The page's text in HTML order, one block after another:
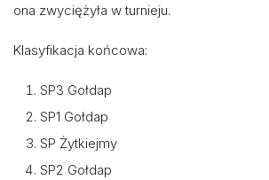
ona zwyciężyła w turnieju.
Klasyfikacja końcowa:
SP3 Gołdap
SP1 Gołdap
SP Żytkiejmy
SP2 Gołdap